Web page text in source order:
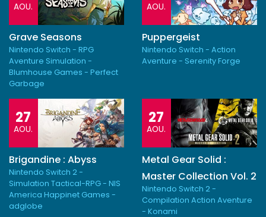
AOU.
Grave Seasons
Nintendo Switch - RPG
Aventure Simulation -
Blumhouse Games - Perfect
Garbage
AOU.
Puppergeist
Nintendo Switch - Action
Aventure - Serenity Forge
27
AOU.
Brigandine : Abyss
Nintendo Switch 2 -
Simulation Tactical-RPG - NIS
America Happinet Games -
adglobe
27
AOU.
Metal Gear Solid :
Master Collection Vol. 2
Nintendo Switch 2 -
Compilation Action Aventure
- Konami